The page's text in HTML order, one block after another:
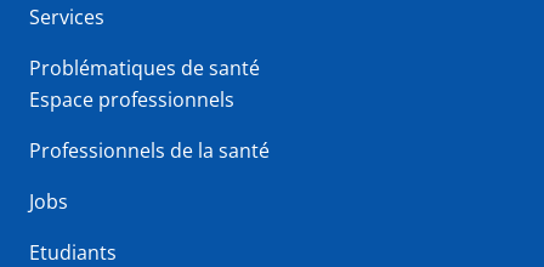
Services
Problématiques de santé
Espace professionnels
Professionnels de la santé
Jobs
Etudiants